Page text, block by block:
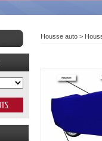
Housse auto >